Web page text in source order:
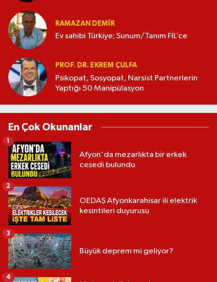
RAMAZAN DEMİR
Ev sahibi Türkiye; Sunum/Tanım FİL’ce
PROF. DR. EKREM ÇULFA
Psikopat, Sosyopat, Narsist Partnerlerin
Yaptığı 50 Manipülasyon
En Çok Okunanlar
Afyon'da mezarlıkta bir erkek
cesedi bulundu
1
OEDAŞ Afyonkarahisar ili elektrik
kesintileri duyurusu
2
Büyük deprem mi geliyor?
3
4